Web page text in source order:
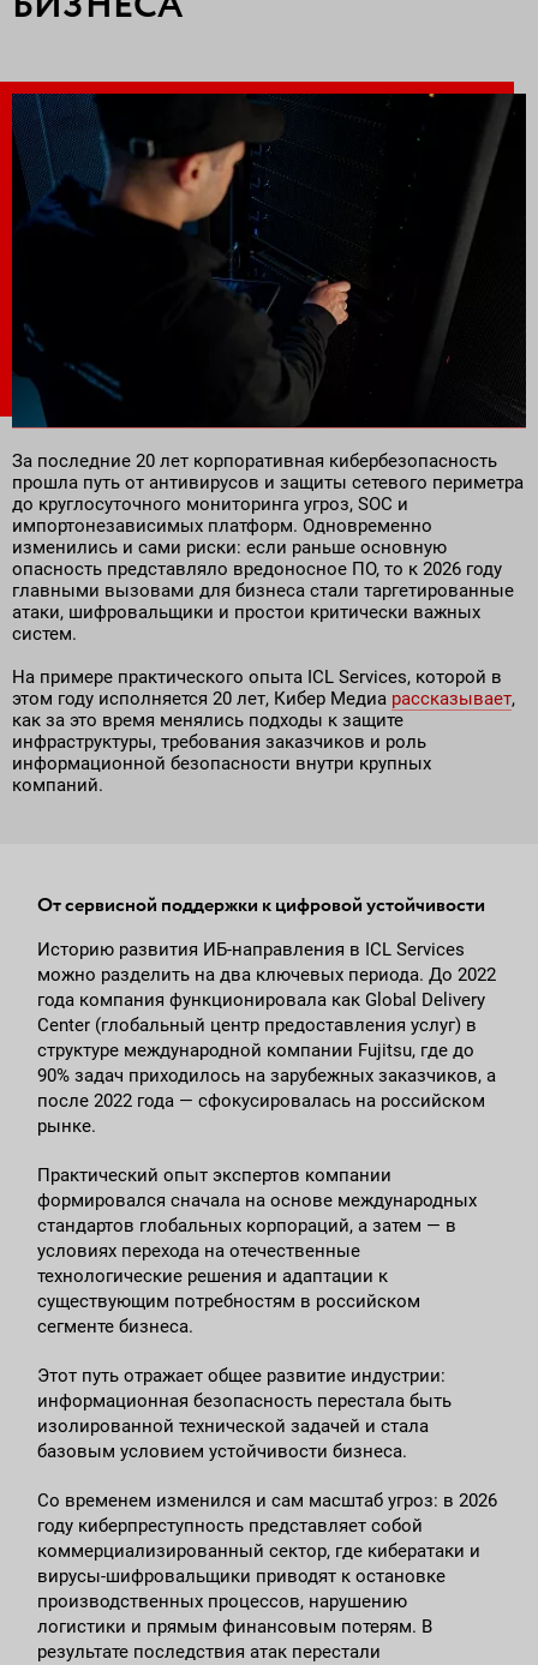
За последние 20 лет корпоративная кибербезопасность
прошла путь от антивирусов и защиты сетевого периметра
до круглосуточного мониторинга угроз, SOC и
импортонезависимых платформ. Одновременно
изменились и сами риски: если раньше основную
опасность представляло вредоносное ПО, то к 2026 году
главными вызовами для бизнеса стали таргетированные
атаки, шифровальщики и простои критически важных
систем.
На примере практического опыта ICL Services, которой в
этом году исполняется 20 лет, Кибер Медиа рассказывает,
как за это время менялись подходы к защите
инфраструктуры, требования заказчиков и роль
информационной безопасности внутри крупных
компаний.
От сервисной поддержки к цифровой устойчивости
Историю развития ИБ-направления в ICL Services
можно разделить на два ключевых периода. До 2022
года компания функционировала как Global Delivery
Center (глобальный центр предоставления услуг) в
структуре международной компании Fujitsu, где до
90% задач приходилось на зарубежных заказчиков, а
после 2022 года — сфокусировалась на российском
рынке.
Практический опыт экспертов компании
формировался сначала на основе международных
стандартов глобальных корпораций, а затем — в
условиях перехода на отечественные
технологические решения и адаптации к
существующим потребностям в российском
сегменте бизнеса.
Этот путь отражает общее развитие индустрии:
информационная безопасность перестала быть
изолированной технической задачей и стала
базовым условием устойчивости бизнеса.
Со временем изменился и сам масштаб угроз: в 2026
году киберпреступность представляет собой
коммерциализированный сектор, где кибератаки и
вирусы-шифровальщики приводят к остановке
производственных процессов, нарушению
логистики и прямым финансовым потерям. В
результате последствия атак перестали